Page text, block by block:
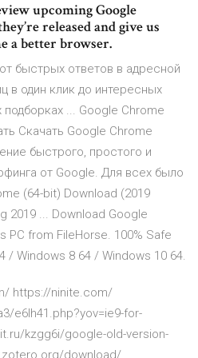
upcoming Google
released and give us
a better browser.
быстрых ответов в адресной
в один клик до интересных
... Google Chrome
Скачать Google Chrome
быстрого, простого и
от Google. Для всех было
(64-bit) Download (2019
2019 ... Download Google
PC from FileHorse. 100% Safe
/ Windows 8 64 / Windows 10 64.
https://ninite.com/
e6lh41.php?yov=ie9-for-
kzgg6i/google-old-version-